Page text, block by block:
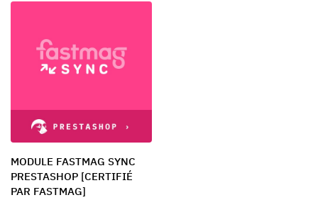
MODULE FASTMAG SYNC
PRESTASHOP [CERTIFIÉ
PAR FASTMAG]